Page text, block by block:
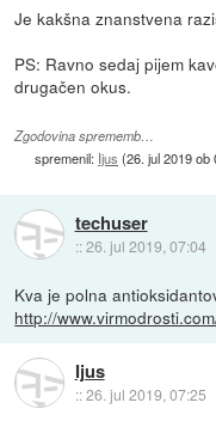
Je kakšna znanstvena
PS: Ravno sedaj pijem
drugačen okus.
Zgodovina sprememb…
spremenil: Ijus (26. jul 2019 ob
techuser
::26. jul 2019, 07:04
Kva je polna
http://
Ijus
::26. jul 2019, 07:25